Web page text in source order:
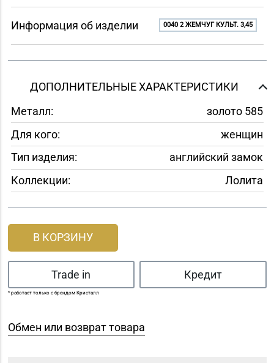
Информация об изделии 0040 2 ЖЕМЧУГ КУЛЬТ. 3,45
ДОПОЛНИТЕЛЬНЫЕ ХАРАКТЕРИСТИКИ
Металл:
золото 585
Для кого:
женщин
Тип изделия:
английский замок
Коллекции:
Лолита
В КОРЗИНУ
Trade in Кредит
* работает только с брендом Кристалл
Обмен или возврат товара